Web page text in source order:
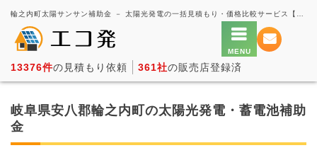
13376件の見積もり依頼 361社の販売店登録済
岐阜県安八郡輪之内町の太陽光発電・蓄電池補助
金